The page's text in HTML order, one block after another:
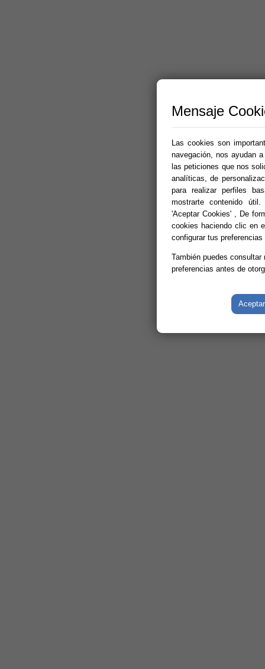
Mensaje
Las cookies son
navegación, nos ayudan
las peticiones que nos
analíticas, de
para realizar perfiles
mostrarte contenido
'Aceptar Cookies' , De
cookies haciendo clic en
configurar tus
También puedes
preferencias antes de